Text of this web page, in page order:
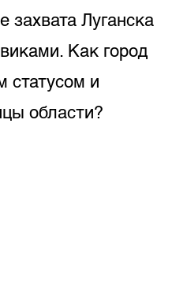
захвата Луганска
Как город
статусом и
области?